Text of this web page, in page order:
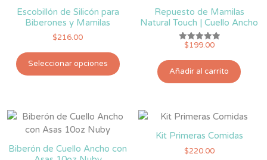
Escobillón de Silicón para
Biberones y Mamilas
$216.00
Seleccionar opciones
producto
variantes.
Las
se
Repuesto de Mamilas
Natural Touch | Cuello Ancho
Valorado
5.00
de 5
$199.00
Añadir al carrito
Biberón de Cuello Ancho con
Kit Primeras Comidas
$220.00